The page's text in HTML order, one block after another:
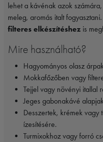
lehet a kávénak azok
meleg, aromás italt
filteres elkészítéshez is
Mire használható?
Hagyományos olasz
Mokkafőzőben vagy
Tejjel vagy növényi itallal
Jeges gabonakávé
Desszertek, krémek vagy
ízesítésére.
Turmixokhoz vagy forró